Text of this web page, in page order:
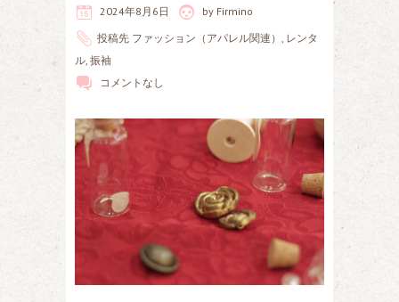
2024年8月6日 by Firmino
投稿先 ファッション（アパレル関連） , レンタ
ル, 振袖
コメントなし